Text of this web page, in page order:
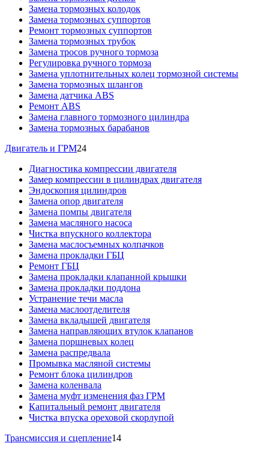
Замена тормозных колодок
Замена тормозных суппортов
Ремонт тормозных суппортов
Замена тормозных трубок
Замена тросов ручного тормоза
Регулировка ручного тормоза
Замена уплотнительных колец тормозной системы
Замена тормозных шлангов
Замена датчика ABS
Ремонт ABS
Замена главного тормозного цилиндра
Замена тормозных барабанов
Двигатель и ГРМ24
Диагностика компрессии двигателя
Замер компрессии в цилиндрах двигателя
Эндоскопия цилиндров
Замена опор двигателя
Замена помпы двигателя
Замена масляного насоса
Чистка впускного коллектора
Замена маслосъемных колпачков
Замена прокладки ГБЦ
Ремонт ГБЦ
Замена прокладки клапанной крышки
Замена прокладки поддона
Устранение течи масла
Замена маслоотделителя
Замена вкладышей двигателя
Замена направляющих втулок клапанов
Замена поршневых колец
Замена распредвала
Промывка масляной системы
Ремонт блока цилиндров
Замена коленвала
Замена муфт изменения фаз ГРМ
Капитальный ремонт двигателя
Чистка впуска ореховой скорлупой
Трансмиссия и сцепление14